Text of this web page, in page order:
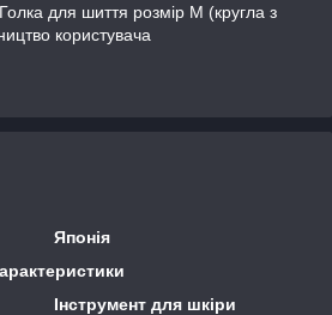
для шиття розмір M (кругла з
користувача
Японія
Інструмент для шкіри